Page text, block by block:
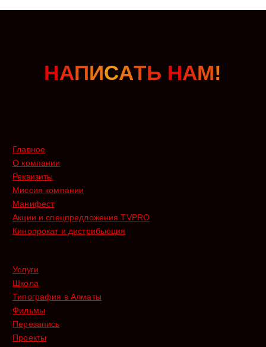
НАПИСАТЬ НАМ!
Главное
О компании
Реквизиты
Миссия компании
Манифест
Акции и спецпредложения TVPRO
Кинопрокат и дистрибьюция
Услуги
Школа
Типография в Алматы
Фильмы
Перезапись
Проекты